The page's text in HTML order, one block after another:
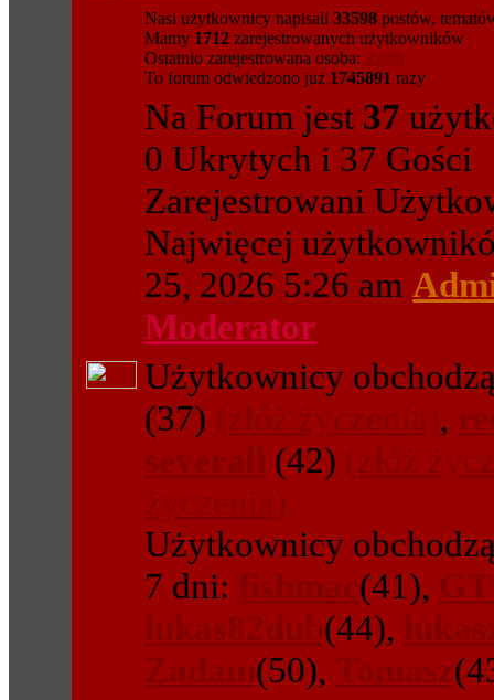
Nasi użytkownicy napisali 33598 postów,
Mamy 1712 zarejestrowanych użytkowników
Ostatnio zarejestrowana osoba: Zg98
To forum odwiedzono już 1745891 razy
Na Forum jest 37
0 Ukrytych i 37 Gości
Zarejestrowani
Najwięcej
25, 2026 5:26 am
Moderator
Użytkownicy
(37) (złóż życzenia),
severall (42) (złóż
życzenia)
Użytkownicy
7 dni: fishmac(41),
lukas82dub(44),
Zadam(50), Tomasz